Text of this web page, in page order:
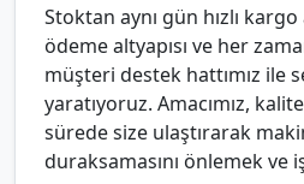
Stoktan aynı gün hızlı
ödeme altyapısı ve her
müşteri destek hattımız ile
yaratıyoruz. Amacımız,
sürede size ulaştırarak
duraksamasını önlemek ve